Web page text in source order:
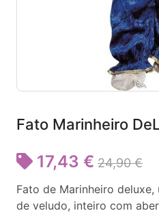
Fato Marinheiro
17,43 € 24,90 €
Fato de Marinheiro
de veludo, inteiro com